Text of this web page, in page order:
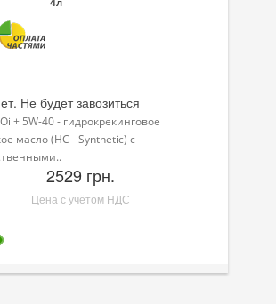
Не будет завозиться
5W-40 - гидрокрекинговое
масло (HC - Synthetic) с
2529 грн.
Цена с учётом НДС